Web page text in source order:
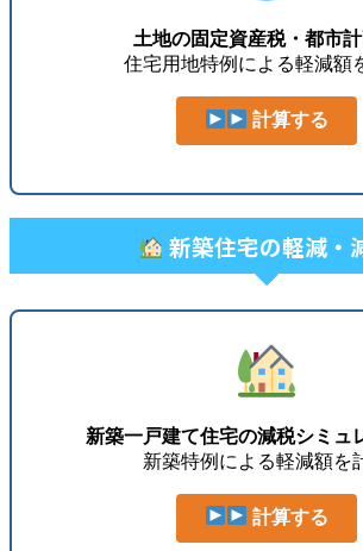
土地の固定資産税・都市
住宅用地特例による軽減額
計算する
新築住宅の軽減・
新築一戸建て住宅の減税シミュ
新築特例による軽減額を
計算する